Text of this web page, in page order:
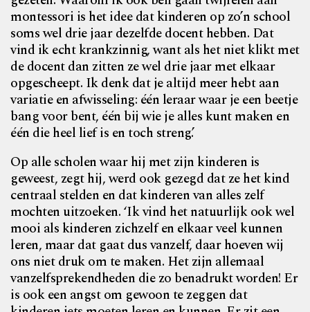
montessori is het idee dat kinderen op zo’n school
soms wel drie jaar dezelfde docent hebben. Dat
vind ik echt krankzinnig, want als het niet klikt met
de docent dan zitten ze wel drie jaar met elkaar
opgescheept. Ik denk dat je altijd meer hebt aan
variatie en afwisseling: één leraar waar je een beetje
bang voor bent, één bij wie je alles kunt maken en
één die heel lief is en toch streng.’
Op alle scholen waar hij met zijn kinderen is
geweest, zegt hij, werd ook gezegd dat ze het kind
centraal stelden en dat kinderen van alles zelf
mochten uitzoeken. ‘Ik vind het natuurlijk ook wel
mooi als kinderen zichzelf en elkaar veel kunnen
leren, maar dat gaat dus vanzelf, daar hoeven wij
ons niet druk om te maken. Het zijn allemaal
vanzelfsprekendheden die zo benadrukt worden! Er
is ook een angst om gewoon te zeggen dat